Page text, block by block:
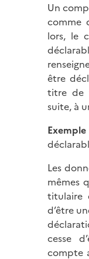
Un
comme
lors, le
être
titre de
suite, à
Les
mêmes
titulaire
d’être
cesse
compte